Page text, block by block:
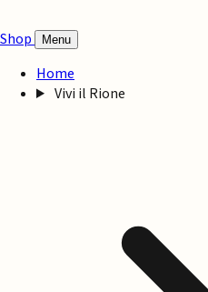
Shop Menu
Home
Vivi il Rione